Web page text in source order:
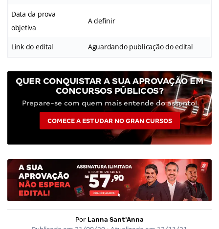
Data da prova
objetiva
A definir
Link do edital Aguardando publicação do edital
QUER CONQUISTAR A SUA APROVAÇÃO EM
CONCURSOS PÚBLICOS?
Prepare-se com quem mais entende do assunto!
COMECE A ESTUDAR NO GRAN CURSOS
Por Lanna Sant'Anna